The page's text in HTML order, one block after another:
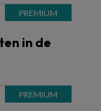
in de